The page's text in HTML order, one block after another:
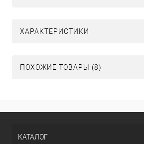
ХАРАКТЕРИСТИКИ
ПОХОЖИЕ ТОВАРЫ (8)
КАТАЛОГ